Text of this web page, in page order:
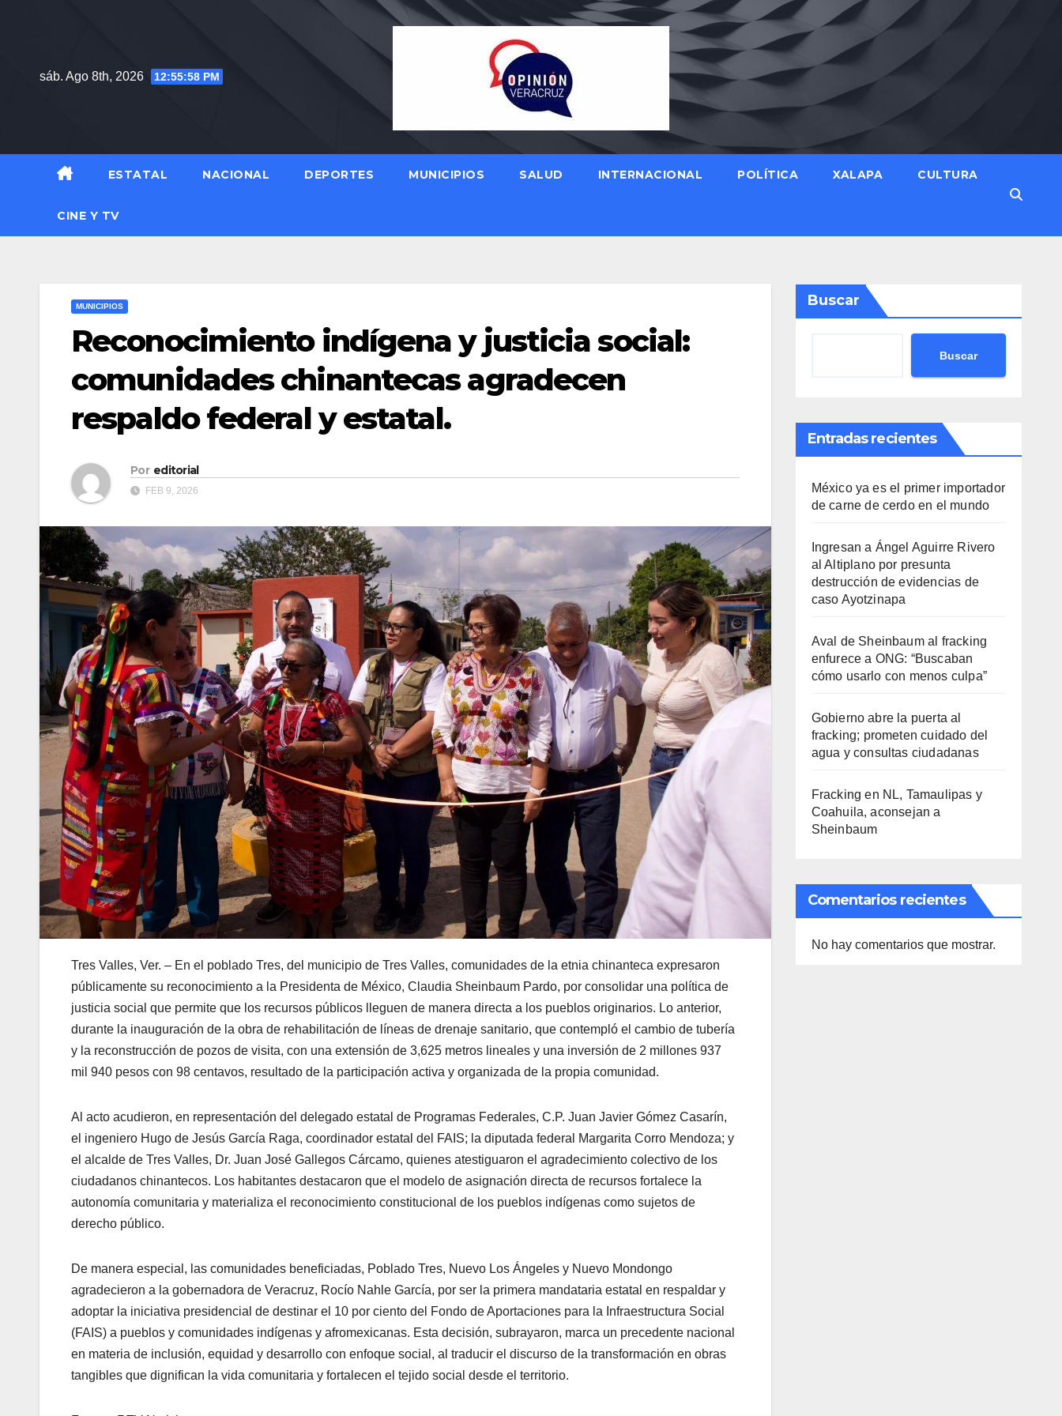
sáb. Ago 8th, 2026
12:56:00 PM
ESTATAL NACIONAL DEPORTES MUNICIPIOS SALUD INTERNACIONAL POLÍTICA XALAPA CULTURA
CINE Y TV
MUNICIPIOS
Reconocimiento indígena y justicia social:
comunidades chinantecas agradecen
respaldo federal y estatal.
Por editorial
FEB 9, 2026
Tres Valles, Ver. – En el poblado Tres, del municipio de Tres Valles, comunidades de la etnia chinanteca expresaron
públicamente su reconocimiento a la Presidenta de México, Claudia Sheinbaum Pardo, por consolidar una política de
justicia social que permite que los recursos públicos lleguen de manera directa a los pueblos originarios. Lo anterior,
durante la inauguración de la obra de rehabilitación de líneas de drenaje sanitario, que contempló el cambio de tubería
y la reconstrucción de pozos de visita, con una extensión de 3,625 metros lineales y una inversión de 2 millones 937
mil 940 pesos con 98 centavos, resultado de la participación activa y organizada de la propia comunidad.
Al acto acudieron, en representación del delegado estatal de Programas Federales, C.P. Juan Javier Gómez Casarín,
el ingeniero Hugo de Jesús García Raga, coordinador estatal del FAIS; la diputada federal Margarita Corro Mendoza; y
el alcalde de Tres Valles, Dr. Juan José Gallegos Cárcamo, quienes atestiguaron el agradecimiento colectivo de los
ciudadanos chinantecos. Los habitantes destacaron que el modelo de asignación directa de recursos fortalece la
autonomía comunitaria y materializa el reconocimiento constitucional de los pueblos indígenas como sujetos de
derecho público.
De manera especial, las comunidades beneficiadas, Poblado Tres, Nuevo Los Ángeles y Nuevo Mondongo
agradecieron a la gobernadora de Veracruz, Rocío Nahle García, por ser la primera mandataria estatal en respaldar y
adoptar la iniciativa presidencial de destinar el 10 por ciento del Fondo de Aportaciones para la Infraestructura Social
(FAIS) a pueblos y comunidades indígenas y afromexicanas. Esta decisión, subrayaron, marca un precedente nacional
en materia de inclusión, equidad y desarrollo con enfoque social, al traducir el discurso de la transformación en obras
tangibles que dignifican la vida comunitaria y fortalecen el tejido social desde el territorio.
Buscar
Buscar
Entradas recientes
México ya es el primer importador
de carne de cerdo en el mundo
Ingresan a Ángel Aguirre Rivero
al Altiplano por presunta
destrucción de evidencias de
caso Ayotzinapa
Aval de Sheinbaum al fracking
enfurece a ONG: “Buscaban
cómo usarlo con menos culpa”
Gobierno abre la puerta al
fracking; prometen cuidado del
agua y consultas ciudadanas
Fracking en NL, Tamaulipas y
Coahuila, aconsejan a
Sheinbaum
Comentarios recientes
No hay comentarios que mostrar.